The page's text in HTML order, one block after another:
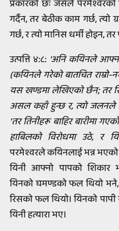
प्रकारको छः जसले
गर्दैन, तर बेठीक काम गर्छ, त्यो
गर्छ, र त्यो मानिस धर्मी होइन, तर
उत्पत्ति ४:८: 'अनि कयिनले
(कयिनले गरेको बातचित राम्रो-
यस खण्डमा लेखिएको छैन; तर
असल कहाँ हुन्छ र, त्यो जलनले
'तर तिनीहरू बाहिर बारीमा
हाबिलको विरोधमा उठे, र
परमेश्वरले कयिनलाई भन्न
यिनी आफ्नो पापको
यिनको घमण्डको फल थियो
रिसको फल थियो। यिनको
यिनी हत्यारा भए।